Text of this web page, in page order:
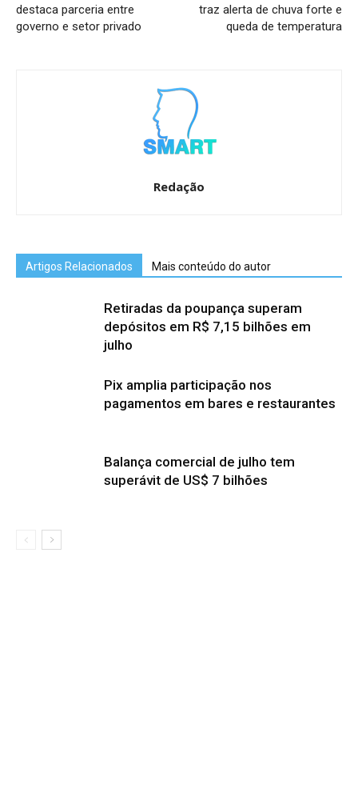
destaca parceria entre
governo e setor privado
traz alerta de chuva forte e
queda de temperatura
Redação
Artigos Relacionados Mais conteúdo do autor
Retiradas da poupança superam
depósitos em R$ 7,15 bilhões em
julho
Pix amplia participação nos
pagamentos em bares e restaurantes
Balança comercial de julho tem
superávit de US$ 7 bilhões